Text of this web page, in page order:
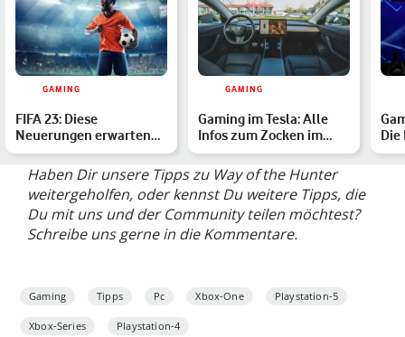
GAMING
FIFA 23: Diese
Neuerungen erwarten
Dich in der
Fußballsimulation
GAMING
Gaming im Tesla: Alle
Infos zum Zocken im
Elektroauto
Die
Haben Dir unsere Tipps zu Way of the Hunter
weitergeholfen, oder kennst Du weitere Tipps, die
Du mit uns und der Community teilen möchtest?
Schreibe uns gerne in die Kommentare.
Gaming Tipps Pc Xbox-One Playstation-5
Xbox-Series Playstation-4